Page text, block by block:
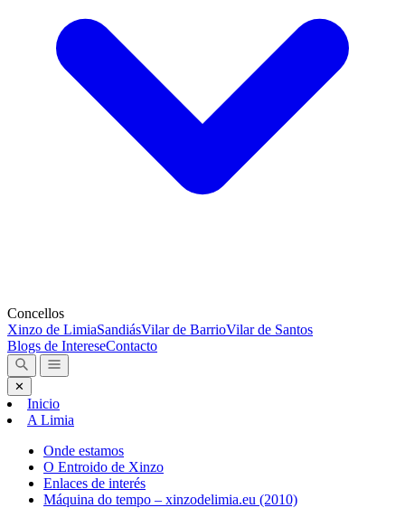
Concellos
Xinzo de LimiaSandiásVilar de BarrioVilar de Santos
Blogs de IntereseContacto
✕
Inicio
A Limia
Onde estamos
O Entroido de Xinzo
Enlaces de interés
Máquina do tempo – xinzodelimia.eu (2010)